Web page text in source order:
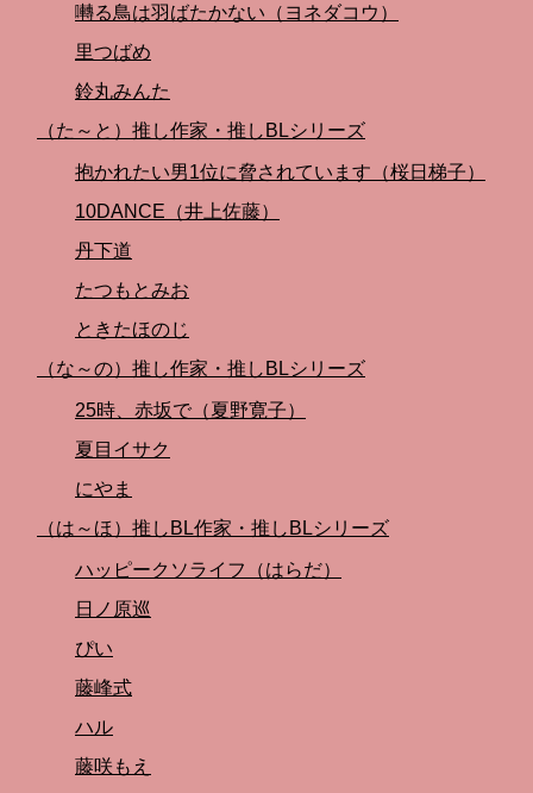
囀る鳥は羽ばたかない（ヨネダコウ）
里つばめ
鈴丸みんた
（た～と）推し作家・推しBLシリーズ
抱かれたい男1位に脅されています（桜日梯子）
10DANCE（井上佐藤）
丹下道
たつもとみお
ときたほのじ
（な～の）推し作家・推しBLシリーズ
25時、赤坂で（夏野寛子）
夏目イサク
にやま
（は～ほ）推しBL作家・推しBLシリーズ
ハッピークソライフ（はらだ）
日ノ原巡
ぴい
藤峰式
ハル
藤咲もえ